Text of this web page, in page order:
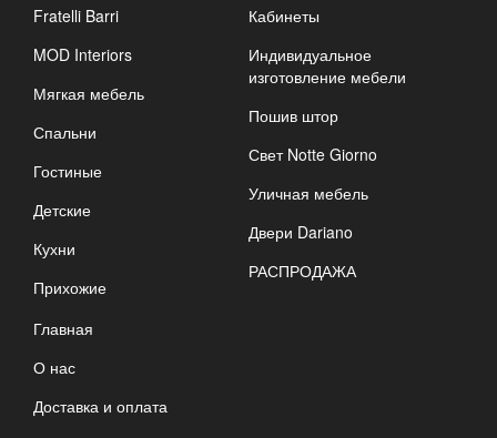
Fratelli Barri
MOD Interiors
Мягкая мебель
Спальни
Гостиные
Детские
Кухни
Прихожие
Кабинеты
Индивидуальное
изготовление мебели
Пошив штор
Свет Notte Giorno
Уличная мебель
Двери Dariano
РАСПРОДАЖА
Главная
О нас
Доставка и оплата